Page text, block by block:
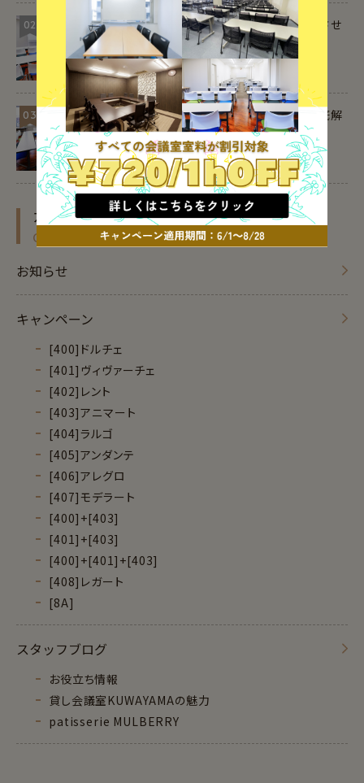
02
会議の冒頭挨拶の例文集｜司会進行を成功させ
るコツ
03
セミナー参加費の勘定科目と仕訳方法を徹底解
説
カテゴリー
CATEGORY
お知らせ
キャンペーン
[400]ドルチェ
[401]ヴィヴァーチェ
[402]レント
[403]アニマート
[404]ラルゴ
[405]アンダンテ
[406]アレグロ
[407]モデラート
[400]+[403]
[401]+[403]
[400]+[401]+[403]
[408]レガート
[8A]
スタッフブログ
お役立ち情報
貸し会議室KUWAYAMAの魅力
patisserie MULBERRY